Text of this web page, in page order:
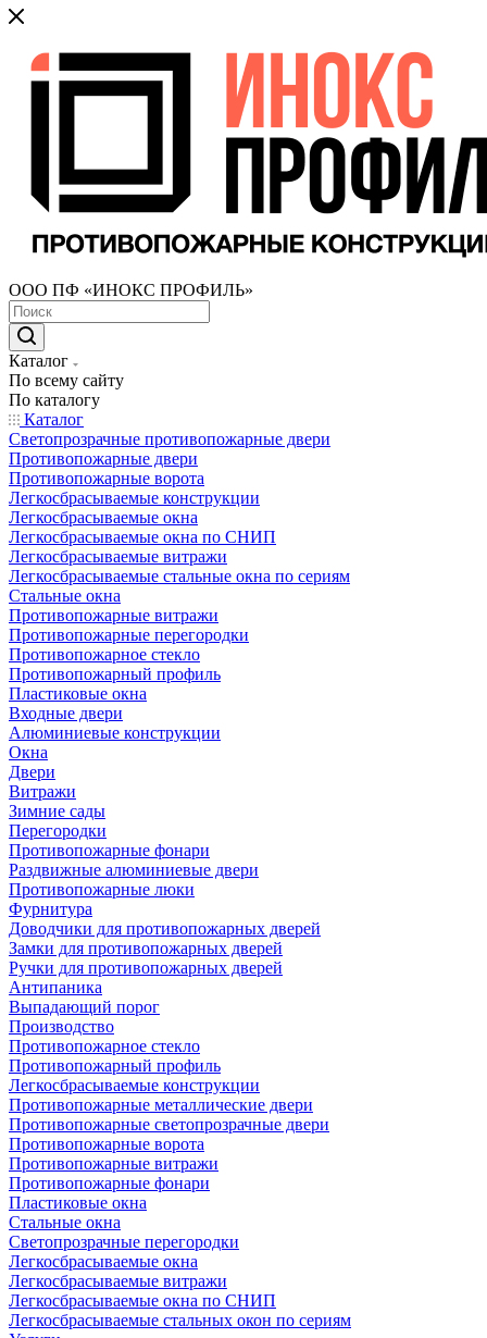
ООО ПФ «ИНОКС ПРОФИЛЬ»
Каталог
По всему сайту
По каталогу
Каталог
Светопрозрачные противопожарные двери
Противопожарные двери
Противопожарные ворота
Легкосбрасываемые конструкции
Легкосбрасываемые окна
Легкосбрасываемые окна по СНИП
Легкосбрасываемые витражи
Легкосбрасываемые стальные окна по сериям
Стальные окна
Противопожарные витражи
Противопожарные перегородки
Противопожарное стекло
Противопожарный профиль
Пластиковые окна
Входные двери
Алюминиевые конструкции
Окна
Двери
Витражи
Зимние сады
Перегородки
Противопожарные фонари
Раздвижные алюминиевые двери
Противопожарные люки
Фурнитура
Доводчики для противопожарных дверей
Замки для противопожарных дверей
Ручки для противопожарных дверей
Антипаника
Выпадающий порог
Производство
Противопожарное стекло
Противопожарный профиль
Легкосбрасываемые конструкции
Противопожарные металлические двери
Противопожарные светопрозрачные двери
Противопожарные ворота
Противопожарные витражи
Противопожарные фонари
Пластиковые окна
Стальные окна
Светопрозрачные перегородки
Легкосбрасываемые окна
Легкосбрасываемые витражи
Легкосбрасываемые окна по СНИП
Легкосбрасываемые стальных окон по сериям